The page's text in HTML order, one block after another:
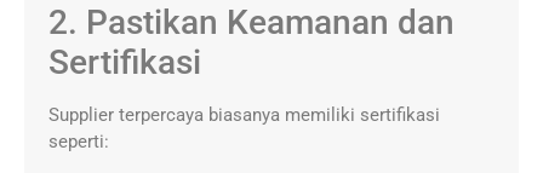
2. Pastikan Keamanan dan
Sertifikasi
Supplier terpercaya biasanya memiliki sertifikasi
seperti: